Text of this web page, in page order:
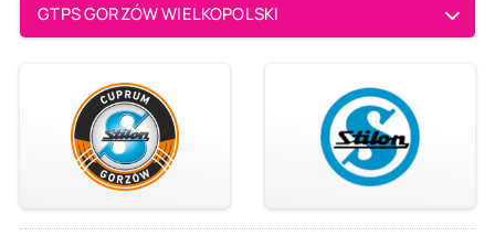
GTPS GORZÓW WIELKOPOLSKI